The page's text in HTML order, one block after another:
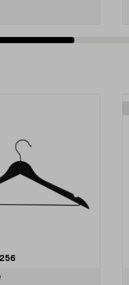
256anmeldelser
5 stjerner